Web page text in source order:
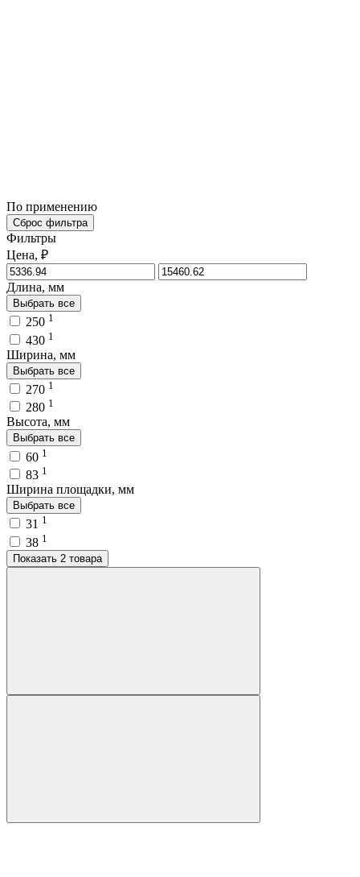
По применению
Сброс фильтра
Фильтры
Цена, ₽
Длина, мм
Выбрать все
250 1
430 1
Ширина, мм
Выбрать все
270 1
280 1
Высота, мм
Выбрать все
60 1
83 1
Ширина площадки, мм
Выбрать все
31 1
38 1
Показать 2 товара